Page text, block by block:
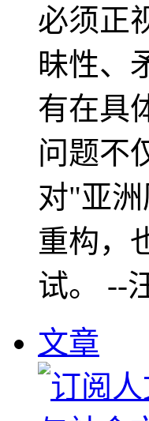
必须正
昧性、
有在具
问题不
对"亚
重构，
试。 --
文章